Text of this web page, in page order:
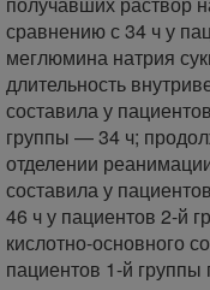
сравнению с 34 ч у
меглюмина натрия
длительность
составила у
группы — 34 ч;
отделении
составила у
46 ч у пациентов 2-й
кислотно-основного
пациентов 1-й